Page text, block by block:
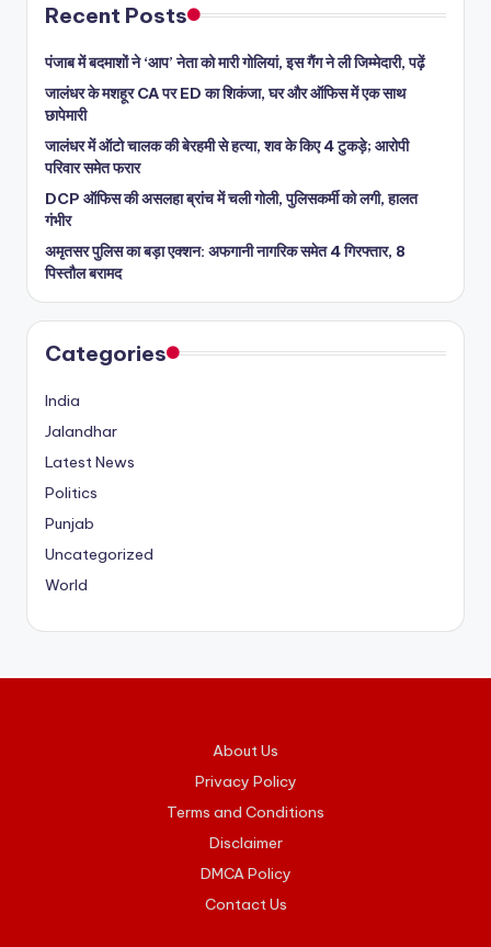
Recent Posts
पंजाब में बदमाशों ने ‘आप’ नेता को मारी गोलियां, इस गैंग ने ली जिम्मेदारी, पढ़ें
जालंधर के मशहूर CA पर ED का शिकंजा, घर और ऑफिस में एक साथ
छापेमारी
जालंधर में ऑटो चालक की बेरहमी से हत्या, शव के किए 4 टुकड़े; आरोपी
परिवार समेत फरार
DCP ऑफिस की असलहा ब्रांच में चली गोली, पुलिसकर्मी को लगी, हालत
गंभीर
अमृतसर पुलिस का बड़ा एक्शन: अफगानी नागरिक समेत 4 गिरफ्तार, 8
पिस्तौल बरामद
Categories
India
Jalandhar
Latest News
Politics
Punjab
Uncategorized
World
About Us
Privacy Policy
Terms and Conditions
Disclaimer
DMCA Policy
Contact Us